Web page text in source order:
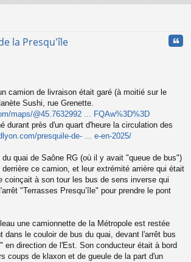
la Presqu'île
camion de livraison était garé (à moitié sur le
Sushi, rue Grenette.
maps/@45.7632992 ... FQAw%3D%3D
durant près d'un quart d'heure la circulation des
presquile-de- ... e-en-2025/
quai de Saône RG (où il y avait "queue de bus")
ce camion, et leur extrémité arrière qui était
coinçait à son tour les bus de sens inverse qui
"Terrasses Presqu’île" pour prendre le pont
une camionnette de la Métropole est restée
dans le couloir de bus du quai, devant l'arrêt bus
en direction de l'Est. Son conducteur était à bord
coups de klaxon et de gueule de la part d'un